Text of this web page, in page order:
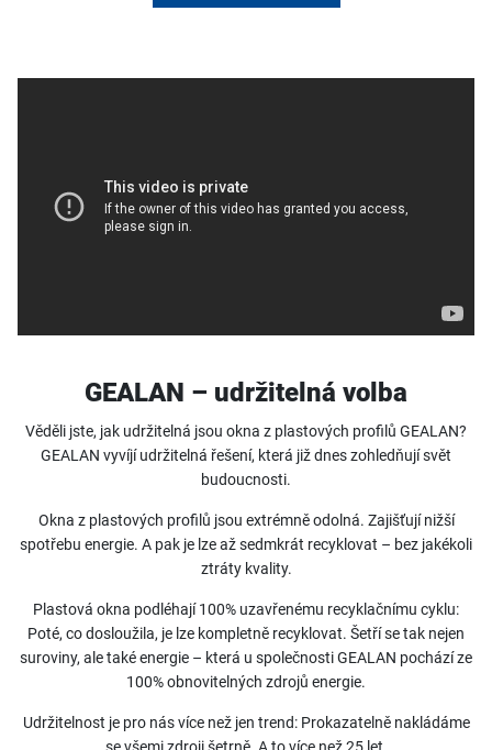
GEALAN – udržitelná volba
Věděli jste, jak udržitelná jsou okna z plastových profilů GEALAN?
GEALAN vyvíjí udržitelná řešení, která již dnes zohledňují svět
budoucnosti.
Okna z plastových profilů jsou extrémně odolná. Zajišťují nižší
spotřebu energie. A pak je lze až sedmkrát recyklovat – bez jakékoli
ztráty kvality.
Plastová okna podléhají 100% uzavřenému recyklačnímu cyklu:
Poté, co dosloužila, je lze kompletně recyklovat. Šetří se tak nejen
suroviny, ale také energie – která u společnosti GEALAN pochází ze
100% obnovitelných zdrojů energie.
Udržitelnost je pro nás více než jen trend: Prokazatelně nakládáme